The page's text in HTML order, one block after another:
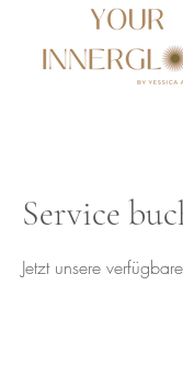
Service
Jetzt unsere